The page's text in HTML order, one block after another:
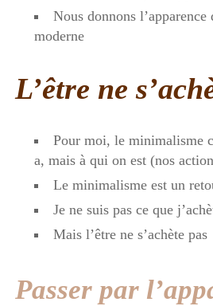
Nous donnons
moderne
L’être ne
Pour moi, le minimalisme
a, mais à qui on est (nos
Le minimalisme est un
Je ne suis pas ce que
Mais l’être ne s’achète pas
Passer par